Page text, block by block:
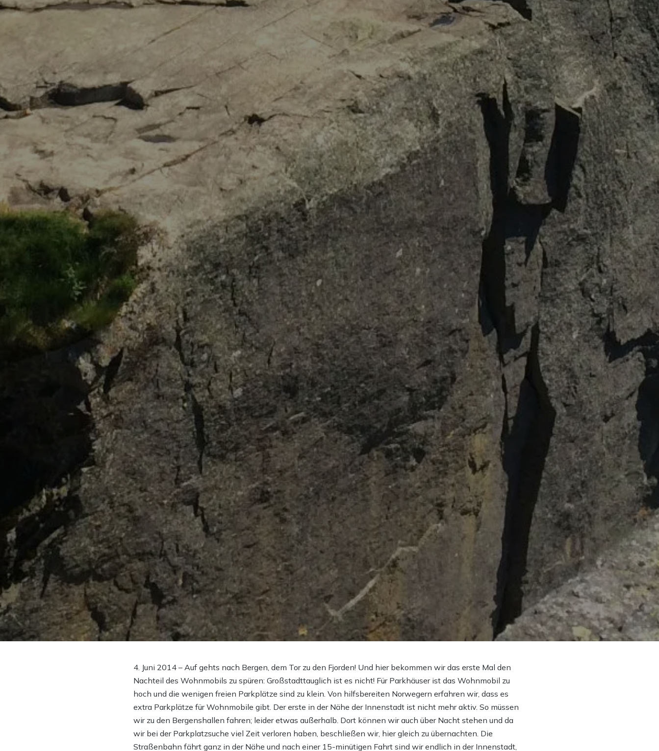
4. Juni 2014 – Auf gehts nach Bergen, dem Tor zu den Fjorden! Und hier bekommen wir das erste Mal den
Nachteil des Wohnmobils zu spüren: Großstadttauglich ist es nicht! Für Parkhäuser ist das Wohnmobil zu
hoch und die wenigen freien Parkplätze sind zu klein. Von hilfsbereiten Norwegern erfahren wir, dass es
extra Parkplätze für Wohnmobile gibt. Der erste in der Nähe der Innenstadt ist nicht mehr aktiv. So müssen
wir zu den Bergenshallen fahren; leider etwas außerhalb. Dort können wir auch über Nacht stehen und da
wir bei der Parkplatzsuche viel Zeit verloren haben, beschließen wir, hier gleich zu übernachten. Die
Straßenbahn fährt ganz in der Nähe und nach einer 15-minütigen Fahrt sind wir endlich in der Innenstadt,